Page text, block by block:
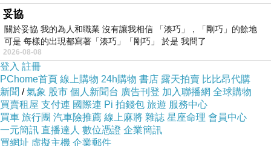
妥協
關於妥協 我的為人和職業 沒有讓我相信 「湊巧」，「剛巧」的餘地
可是 每樣的出現都寫著「湊巧」「剛巧」 於是 我問了
2026-08-08
登入 註冊
PChome首頁 線上購物 24h購物 書店 露天拍賣 比比昂代購
新聞 /氣象 股市 個人新聞台 廣告刊登 加入聯播網 全球購物
買賣租屋 支付連 國際連 Pi 拍錢包 旅遊 服務中心
買車 旅行團 汽車險推薦 線上麻將 雜誌 星座命理 會員中心
一元簡訊 直播達人 數位憑證 企業簡訊
買網址 虛擬主機 企業郵件